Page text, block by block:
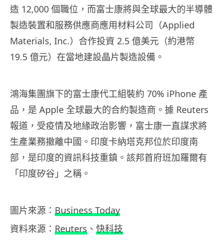
造 12,000 個職位，而富士康將與全球最大的半導體
製造裝置和服務供應商應用材料公司（Applied
Materials, Inc.）合作投資 2.5 億美元（約港幣
19.5 億元）在當地建設晶片製造設備。
鴻海集團旗下的富士康代工組裝約 70% iPhone 產
品，是 Apple 全球最大的合約製造商。據 Reuters
報道，受疫情及地緣政治影響，富士康一直謀求將
生產業務撤離中國。印度卡納塔克邦位於印度南
部，是印度的資訊科技重鎮。該邦首府班加羅爾有
「印度矽谷」之稱。
圖片來源： Business Today
資料來源： Reuters 、 快科技